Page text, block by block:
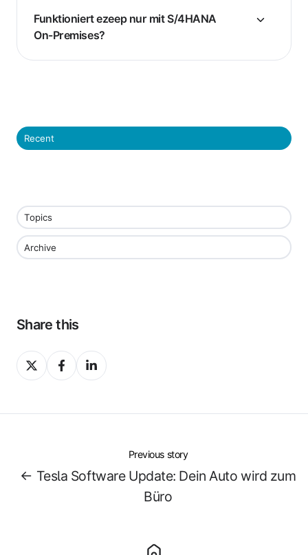
Funktioniert ezeep nur mit S/4HANA
On-Premises?
Recent
Topics
Archive
Share this
Share
on
Share
on
Share
on
Previous story
← Tesla Software Update: Dein Auto wird zum
Büro